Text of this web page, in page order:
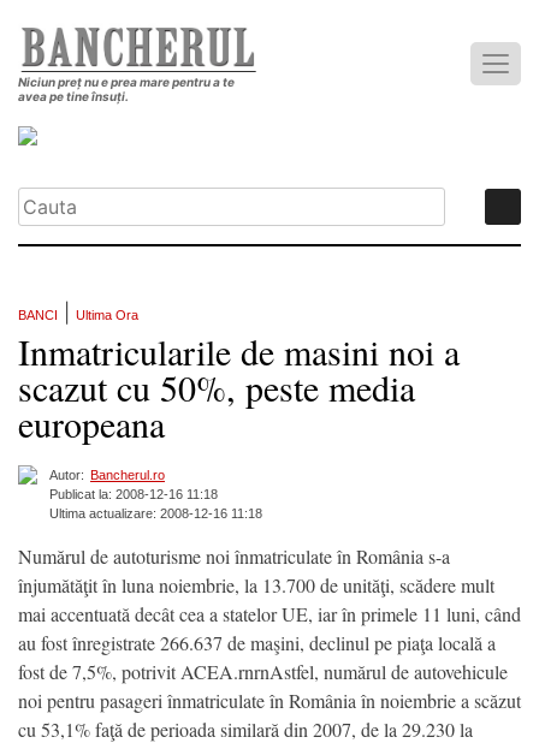
Niciun preț nu e prea mare pentru a te
avea pe tine însuți.
BANCI Ultima Ora
Inmatricularile de masini noi a
scazut cu 50%, peste media
europeana
Autor: Bancherul.ro
Publicat la: 2008-12-16 11:18
Ultima actualizare: 2008-12-16 11:18
Numărul de autoturisme noi înmatriculate în România s-a
înjumătăţit în luna noiembrie, la 13.700 de unităţi, scădere mult
mai accentuată decât cea a statelor UE, iar în primele 11 luni, când
au fost înregistrate 266.637 de maşini, declinul pe piaţa locală a
fost de 7,5%, potrivit ACEA.rnrnAstfel, numărul de autovehicule
noi pentru pasageri înmatriculate în România în noiembrie a scăzut
cu 53,1% faţă de perioada similară din 2007, de la 29.230 la